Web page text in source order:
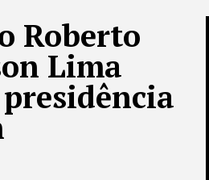
Roberto
Lima